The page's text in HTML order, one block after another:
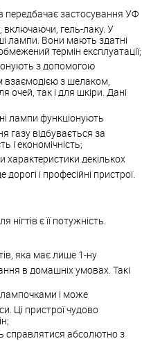
передбачає застосування УФ
включаючи, гель-лаку. У
лампи. Вони мають здатні
термін експлуатації;
з допомогою
взаємодією з шелаком,
так і для шкіри. Дані
лампи функціонують
газу відбувається за
і економічність;
характеристики декількох
і професійні пристрої.
є її потужність.
яка має лише 1-ну
в домашніх умовах. Такі
і може
Ці пристрої чудово
справлятися абсолютно з